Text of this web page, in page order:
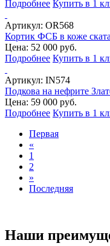
Подробнее Купить в 1
Артикул: OR568
Кортик ФСБ в коже ската
Цена: 52 000 руб.
Подробнее Купить в 1
Артикул: IN574
Подкова на нефрите
Цена: 59 000 руб.
Подробнее Купить в 1
Первая
«
1
2
»
Последняя
Наши